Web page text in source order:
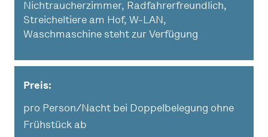
Nichtraucherzimmer, Radfahrerfreundlich,
Streicheltiere am Hof, W-LAN,
Waschmaschine steht zur Verfügung
Preis:
pro Person/Nacht bei Doppelbelegung ohne
Frühstück ab